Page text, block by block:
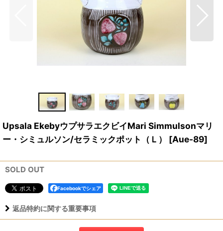
Upsala EkebyウプサラエクビイMari Simmulsonマリ
ー・シミュルソン/セラミックポット（Ｌ）
[Aue-89]
SOLD OUT
Facebookでシェア
返品特約に関する重要事項